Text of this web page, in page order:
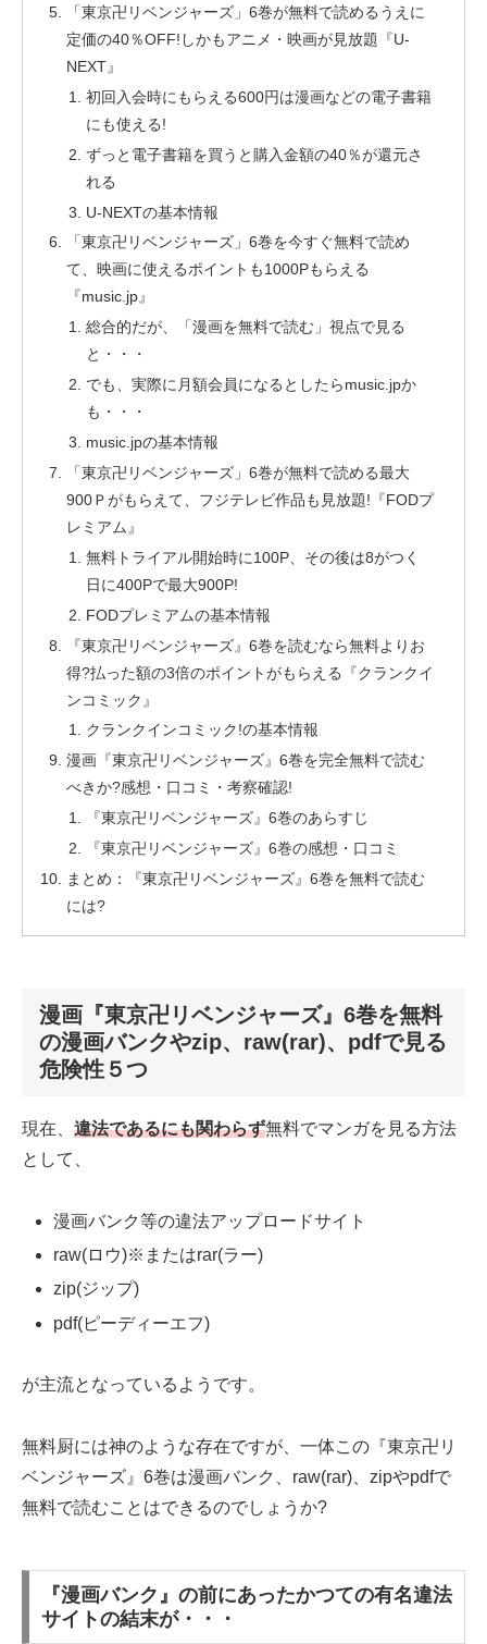
「東京卍リベンジャーズ」6巻が無料で読めるうえに
定価の40％OFF!しかもアニメ・映画が見放題『U-
NEXT』
初回入会時にもらえる600円は漫画などの電子書籍
にも使える!
ずっと電子書籍を買うと購入金額の40％が還元さ
れる
U-NEXTの基本情報
「東京卍リベンジャーズ」6巻を今すぐ無料で読め
て、映画に使えるポイントも1000Pもらえる
『music.jp』
総合的だが、「漫画を無料で読む」視点で見る
と・・・
でも、実際に月額会員になるとしたらmusic.jpか
も・・・
music.jpの基本情報
「東京卍リベンジャーズ」6巻が無料で読める最大
900Ｐがもらえて、フジテレビ作品も見放題!『FODプ
レミアム』
無料トライアル開始時に100P、その後は8がつく
日に400Pで最大900P!
FODプレミアムの基本情報
『東京卍リベンジャーズ』6巻を読むなら無料よりお
得?払った額の3倍のポイントがもらえる『クランクイ
ンコミック』
クランクインコミック!の基本情報
漫画『東京卍リベンジャーズ』6巻を完全無料で読む
べきか?感想・口コミ・考察確認!
『東京卍リベンジャーズ』6巻のあらすじ
『東京卍リベンジャーズ』6巻の感想・口コミ
まとめ：『東京卍リベンジャーズ』6巻を無料で読む
には?
漫画『東京卍リベンジャーズ』6巻を無料
の漫画バンクやzip、raw(rar)、pdfで見る
危険性５つ
現在、 違法であるにも関わらず無料でマンガを見る方法
として、
漫画バンク等の違法アップロードサイト
raw(ロウ)※またはrar(ラー)
zip(ジップ)
pdf(ピーディーエフ)
が主流となっているようです。
無料厨には神のような存在ですが、一体この『東京卍リ
ベンジャーズ』6巻は漫画バンク、raw(rar)、zipやpdfで
無料で読むことはできるのでしょうか?
『漫画バンク』の前にあったかつての有名違法
サイトの結末が・・・